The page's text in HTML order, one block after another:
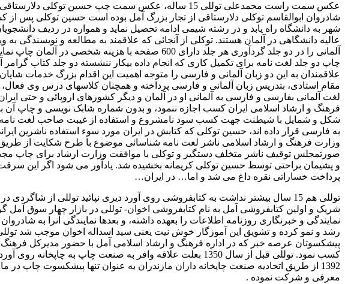
شادروان ابوالقاسم توکلی دلارستاقی از تجار بزرگ آمل بوده است حسین توکلی پس
شهر به دانشگاه راه یابد و در رشته شیمی ادامه تحصیل نماید و همواره در ردیف
عالیه دانشگاهی در آلمان هستند. توکلی از آنجائی که علاقمند به مطالعه و نویسندگی
آلمانی را در دو جلد گردآوری هر جلد دارای 600
چاپ دو جلد لغت نامه برای تکمیل کاری که انجام داده بیکار ننشسته دو جلد کتاب
علاقمندان به این دو زبان آلمانی و فارسی را متوجه اهمیت این اقدام بزرگ خدمات
مقام استادی، بتدریس زبان آلمانی و فارسی پرداخته و همچنان کلاسهای درس وی
لغت آلمانی بفارسی و فارسی به آلمانی او در آلمان و دیگر کشورهای اروپائی و حتی
فرهنگ و ارشاد اسلامی ایران کسب اجازه ننمود، و بدون شماره شابک نویسی و چاپ آن
شکل و شمایل با شیطنت جهت کسب سود نامشروع و استفاده از غیبت صاحب لغت نامه
به فارسی قرار داده اند، حسین توکلی که کتابش در ایران مورد سوء استفاده ناشرین
وزارت فرهنگ و ارشاد اسلامی ناشر لغت نامه شناسائی موضوع با طرح شکایت از طریق
صورتمجلس توقیف ناشر متخلف دستگیر و توکلی با موافقت وزارت ارشاد برای چاپ
و پشیمان براحتی توسط حسین توکلی کریمانه بخشیده شد. یادآور می شود اگر این
پرداخت خساراتی نقره داغ می شد و اما… در ایران…
توللی هم 15 سال بیشتر نداشت به کتابفروشی روی آورد دیری نپائید توللی از
شریک و اولین کتابفروشی آمل به نام کتابفروشی اخوان- توللی در بازار چهار سوق آمل
نمایندگی و خبرنگاری روزنامه اطلاعات را بعهده داشته، و بعدها نمایندگی آنرا به
پیشکسوتان عرصه خبر که در اداره فرهنگ و ارشاد اسلامی آمل با حضور مدیرکل فرهنگ
کسب نمود. توللی قبل از سال 1350 بعلت علاقه وافر به صنعت
1392 از طریق اتحادیه صنعت چاپخانه داران مازندران به عنوان تنها پیشکسوت
معرفی و شرکت نموده .